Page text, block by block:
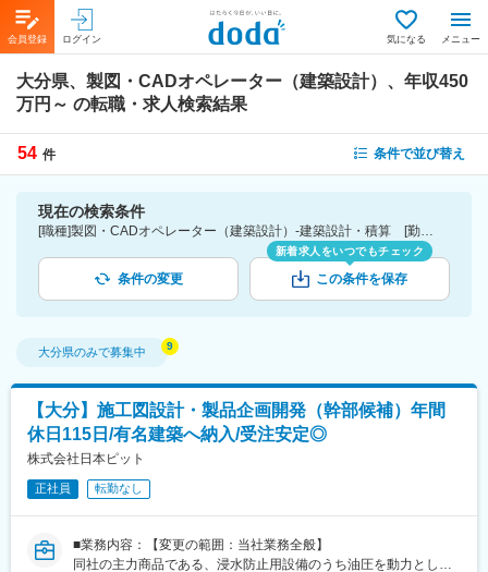
会員登録 ログイン 気になる メニュー
大分県、製図・CADオペレーター（建築設計）、年収450
万円～ の転職・求人検索結果
54 件 条件で並び替え
現在の検索条件
[職種]製図・CADオペレーター（建築設計）-建築設計・積算 [勤務地]大分県 [年収]450万円～
条件の変更
新着求人をいつでもチェック
この条件を保存
大分県のみで募集中
【大分】施工図設計・製品企画開発（幹部候補）年間
休日115日/有名建築へ納入/受注安定◎
株式会社日本ピット
正社員 転勤なし
■業務内容：【変更の範囲：当社業務全般】
同社の主力商品である、浸水防止用設備のうち油圧を動力として